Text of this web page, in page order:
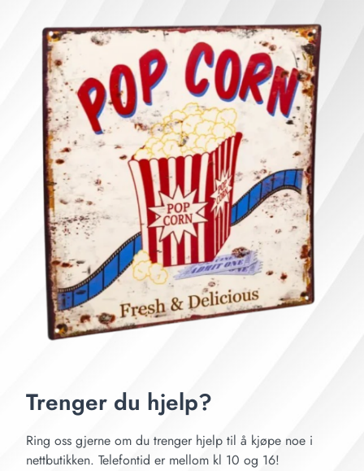
Trenger du hjelp?
Ring oss gjerne om du trenger hjelp til å kjøpe noe i
nettbutikken. Telefontid er mellom kl 10 og 16!